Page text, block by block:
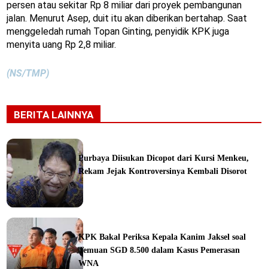
persen atau sekitar Rp 8 miliar dari proyek pembangunan
jalan. Menurut Asep, duit itu akan diberikan bertahap. Saat
menggeledah rumah Topan Ginting, penyidik KPK juga
menyita uang Rp 2,8 miliar.
(NS/TMP)
BERITA LAINNYA
Purbaya Diisukan Dicopot dari Kursi Menkeu,
Rekam Jejak Kontroversinya Kembali Disorot
KPK Bakal Periksa Kepala Kanim Jaksel soal
Temuan SGD 8.500 dalam Kasus Pemerasan
WNA